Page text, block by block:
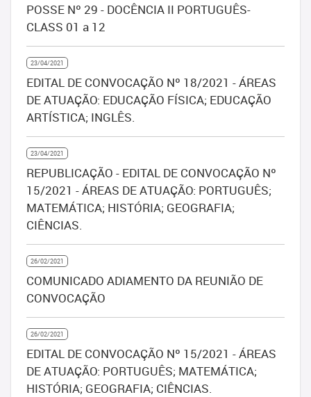
POSSE Nº 29 - DOCÊNCIA II PORTUGUÊS-
CLASS 01 a 12
23/04/2021
EDITAL DE CONVOCAÇÃO Nº 18/2021 - ÁREAS
DE ATUAÇÃO: EDUCAÇÃO FÍSICA; EDUCAÇÃO
ARTÍSTICA; INGLÊS.
23/04/2021
REPUBLICAÇÃO - EDITAL DE CONVOCAÇÃO Nº
15/2021 - ÁREAS DE ATUAÇÃO: PORTUGUÊS;
MATEMÁTICA; HISTÓRIA; GEOGRAFIA;
CIÊNCIAS.
26/02/2021
COMUNICADO ADIAMENTO DA REUNIÃO DE
CONVOCAÇÃO
26/02/2021
EDITAL DE CONVOCAÇÃO Nº 15/2021 - ÁREAS
DE ATUAÇÃO: PORTUGUÊS; MATEMÁTICA;
HISTÓRIA; GEOGRAFIA; CIÊNCIAS.